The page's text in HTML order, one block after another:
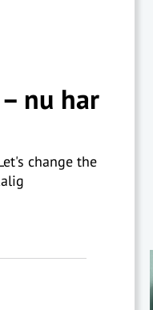
nu har
change the